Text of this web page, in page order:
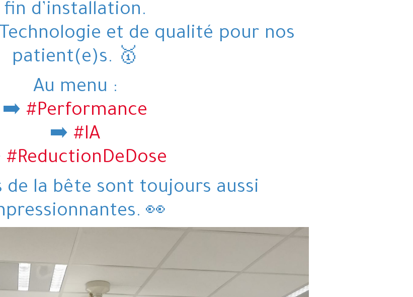
fin d’installation.
et de qualité pour nos
patient(e)s. 🥇
Au menu :
➡️ #Performance
➡️ #IA
#ReductionDeDose
de la bête sont toujours aussi
👀